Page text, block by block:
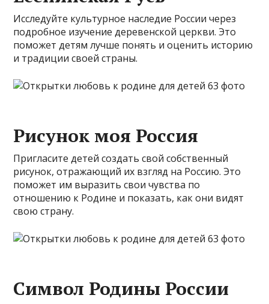
Исследуйте культурное наследие России через
подробное изучение деревенской церкви. Это
поможет детям лучше понять и оценить историю
и традиции своей страны.
Рисунок моя Россия
Пригласите детей создать свой собственный
рисунок, отражающий их взгляд на Россию. Это
поможет им выразить свои чувства по
отношению к Родине и показать, как они видят
свою страну.
Символ Родины России